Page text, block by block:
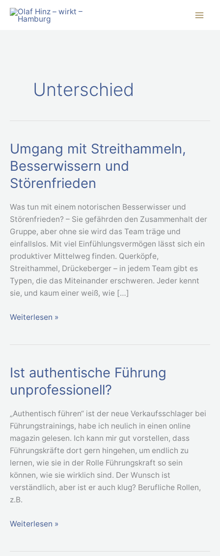
Zum
Inhalt
Unterschied
Umgang mit Streithammeln,
Besserwissern und
Störenfrieden
Was tun mit einem notorischen Besserwisser und
Störenfrieden? – Sie gefährden den Zusammenhalt der
Gruppe, aber ohne sie wird das Team träge und
einfallslos. Mit viel Einfühlungsvermögen lässt sich ein
produktiver Mittelweg finden. Querköpfe,
Streithammel, Drückeberger – in jedem Team gibt es
Typen, die das Miteinander erschweren. Jeder kennt
sie, und kaum einer weiß, wie […]
Umgang
Streithammeln,
Besserwissern
Störenfrieden
Weiterlesen »
Ist authentische Führung
unprofessionell?
„Authentisch führen“ ist der neue Verkaufsschlager bei
Führungstrainings, habe ich neulich in einen online
magazin gelesen. Ich kann mir gut vorstellen, dass
Führungskräfte dort gern hingehen, um endlich zu
lernen, wie sie in der Rolle Führungskraft so sein
können, wie sie wirklich sind. Der Wunsch ist
verständlich, aber ist er auch klug? Berufliche Rollen,
z.B.
Ist
Führung
Weiterlesen »